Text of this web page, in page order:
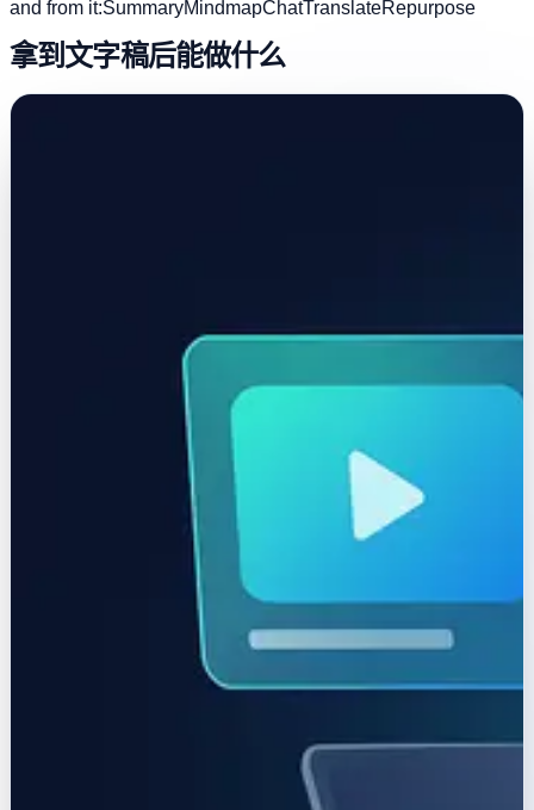
and from it:SummaryMindmapChatTranslateRepurpose
拿到文字稿后能做什么